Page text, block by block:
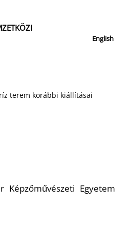
English
terem korábbi kiállításai
Egyetem